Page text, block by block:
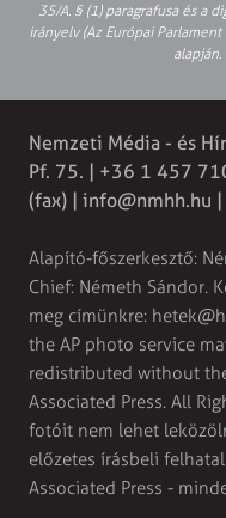
35/A. § (1) paragrafusa és a
irányelv (Az Európai
alapján.
Nemzeti Média - és
Pf. 75. | +36 1 457
(fax) | info@nmhh.hu
Alapító-főszerkesztő:
Chief: Németh Sándor.
meg címünkre:
the AP photo service
redistributed without
Associated Press. All
fotóit nem lehet
előzetes írásbeli
Associated Press -